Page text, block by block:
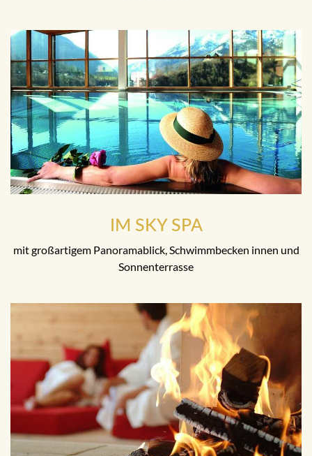
IM SKY SPA
mit großartigem Panoramablick, Schwimmbecken innen und
Sonnenterrasse